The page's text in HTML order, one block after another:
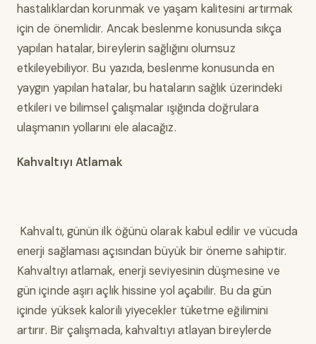
hastalıklardan korunmak ve yaşam kalitesini artırmak
için de önemlidir. Ancak beslenme konusunda sıkça
yapılan hatalar, bireylerin sağlığını olumsuz
etkileyebiliyor. Bu yazıda, beslenme konusunda en
yaygın yapılan hatalar, bu hataların sağlık üzerindeki
etkileri ve bilimsel çalışmalar ışığında doğrulara
ulaşmanın yollarını ele alacağız.
Kahvaltıyı Atlamak
Kahvaltı, günün ilk öğünü olarak kabul edilir ve vücuda
enerji sağlaması açısından büyük bir öneme sahiptir.
Kahvaltıyı atlamak, enerji seviyesinin düşmesine ve
gün içinde aşırı açlık hissine yol açabilir. Bu da gün
içinde yüksek kalorili yiyecekler tüketme eğilimini
artırır. Bir çalışmada, kahvaltıyı atlayan bireylerde